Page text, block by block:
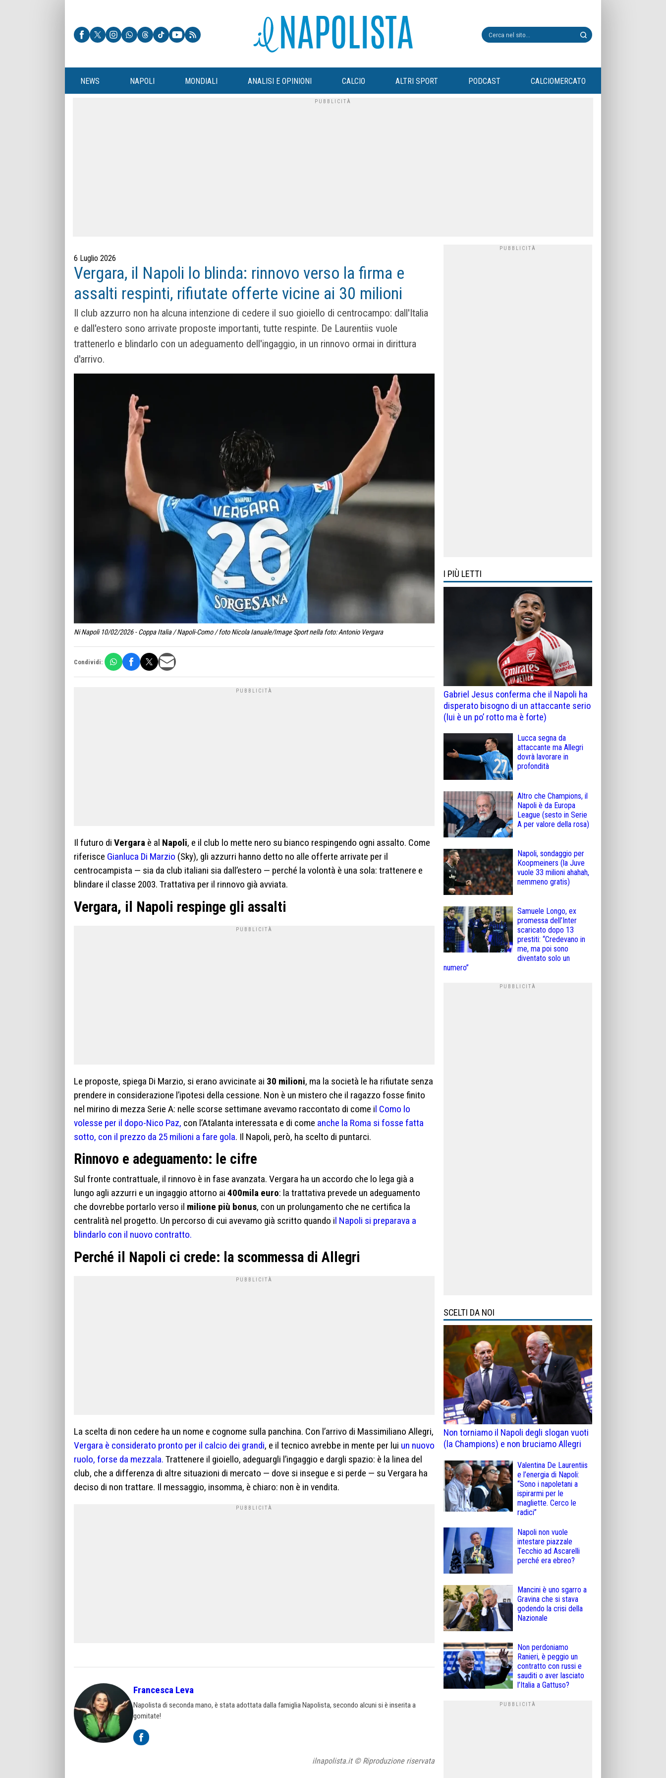
NEWS NAPOLI MONDIALI ANALISI E OPINIONI CALCIO ALTRI SPORT PODCAST CALCIOMERCATO
6 Luglio 2026
Vergara, il Napoli lo blinda: rinnovo verso la firma e
assalti respinti, rifiutate offerte vicine ai 30 milioni
Il club azzurro non ha alcuna intenzione di cedere il suo gioiello di centrocampo: dall'Italia
e dall'estero sono arrivate proposte importanti, tutte respinte. De Laurentiis vuole
trattenerlo e blindarlo con un adeguamento dell'ingaggio, in un rinnovo ormai in dirittura
d'arrivo.
Ni Napoli 10/02/2026 - Coppa Italia / Napoli-Como / foto Nicola Ianuale/Image Sport nella foto: Antonio Vergara
Condividi:
Il futuro di Vergara è al Napoli, e il club lo mette nero su bianco respingendo ogni assalto. Come
riferisce Gianluca Di Marzio (Sky), gli azzurri hanno detto no alle offerte arrivate per il
centrocampista — sia da club italiani sia dall’estero — perché la volontà è una sola: trattenere e
blindare il classe 2003. Trattativa per il rinnovo già avviata.
Vergara, il Napoli respinge gli assalti
Le proposte, spiega Di Marzio, si erano avvicinate ai 30 milioni, ma la società le ha rifiutate senza
prendere in considerazione l’ipotesi della cessione. Non è un mistero che il ragazzo fosse finito
nel mirino di mezza Serie A: nelle scorse settimane avevamo raccontato di come il Como lo
volesse per il dopo-Nico Paz, con l’Atalanta interessata e di come anche la Roma si fosse fatta
sotto, con il prezzo da 25 milioni a fare gola. Il Napoli, però, ha scelto di puntarci.
Rinnovo e adeguamento: le cifre
Sul fronte contrattuale, il rinnovo è in fase avanzata. Vergara ha un accordo che lo lega già a
lungo agli azzurri e un ingaggio attorno ai 400mila euro: la trattativa prevede un adeguamento
che dovrebbe portarlo verso il milione più bonus, con un prolungamento che ne certifica la
centralità nel progetto. Un percorso di cui avevamo già scritto quando il Napoli si preparava a
blindarlo con il nuovo contratto.
Perché il Napoli ci crede: la scommessa di Allegri
La scelta di non cedere ha un nome e cognome sulla panchina. Con l’arrivo di Massimiliano Allegri,
Vergara è considerato pronto per il calcio dei grandi, e il tecnico avrebbe in mente per lui un nuovo
ruolo, forse da mezzala. Trattenere il gioiello, adeguargli l’ingaggio e dargli spazio: è la linea del
club, che a differenza di altre situazioni di mercato — dove si insegue e si perde — su Vergara ha
deciso di non trattare. Il messaggio, insomma, è chiaro: non è in vendita.
Francesca Leva
Napolista di seconda mano, è stata adottata dalla famiglia Napolista, secondo alcuni si è inserita a
gomitate!
ilnapolista.it © Riproduzione riservata
I PIÙ LETTI
Gabriel Jesus conferma che il Napoli ha
disperato bisogno di un attaccante serio
(lui è un po’ rotto ma è forte)
Lucca segna da
attaccante ma Allegri
dovrà lavorare in
profondità
Altro che Champions, il
Napoli è da Europa
League (sesto in Serie
A per valore della rosa)
Napoli, sondaggio per
Koopmeiners (la Juve
vuole 33 milioni ahahah,
nemmeno gratis)
Samuele Longo, ex
promessa dell’Inter
scaricato dopo 13
prestiti: “Credevano in
me, ma poi sono
diventato solo un
numero”
SCELTI DA NOI
Non torniamo il Napoli degli slogan vuoti
(la Champions) e non bruciamo Allegri
Valentina De Laurentiis
e l’energia di Napoli:
“Sono i napoletani a
ispirarmi per le
magliette. Cerco le
radici”
Napoli non vuole
intestare piazzale
Tecchio ad Ascarelli
perché era ebreo?
Mancini è uno sgarro a
Gravina che si stava
godendo la crisi della
Nazionale
Non perdoniamo
Ranieri, è peggio un
contratto con russi e
sauditi o aver lasciato
l’Italia a Gattuso?